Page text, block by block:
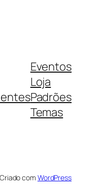
Eventos
Loja
Padrões
Temas
Criado com WordPress